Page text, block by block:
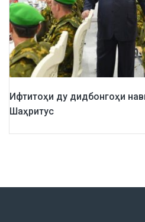
Ифтитоҳи ду дидбонгоҳи
Шаҳритус